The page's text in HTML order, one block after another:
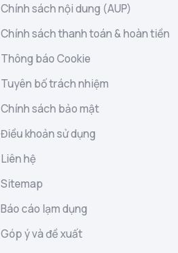
Chính sách nội dung (AUP)
Chính sách thanh toán & hoàn tiền
Thông báo Cookie
Tuyên bố trách nhiệm
Chính sách bảo mật
Điều khoản sử dụng
Liên hệ
Sitemap
Báo cáo lạm dụng
Góp ý và đề xuất